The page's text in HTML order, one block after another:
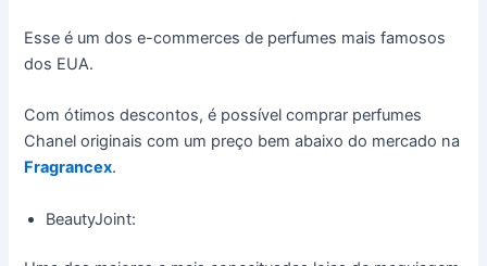
Esse é um dos e-commerces de perfumes mais famosos
dos EUA.
Com ótimos descontos, é possível comprar perfumes
Chanel originais com um preço bem abaixo do mercado na
Fragrancex.
BeautyJoint: